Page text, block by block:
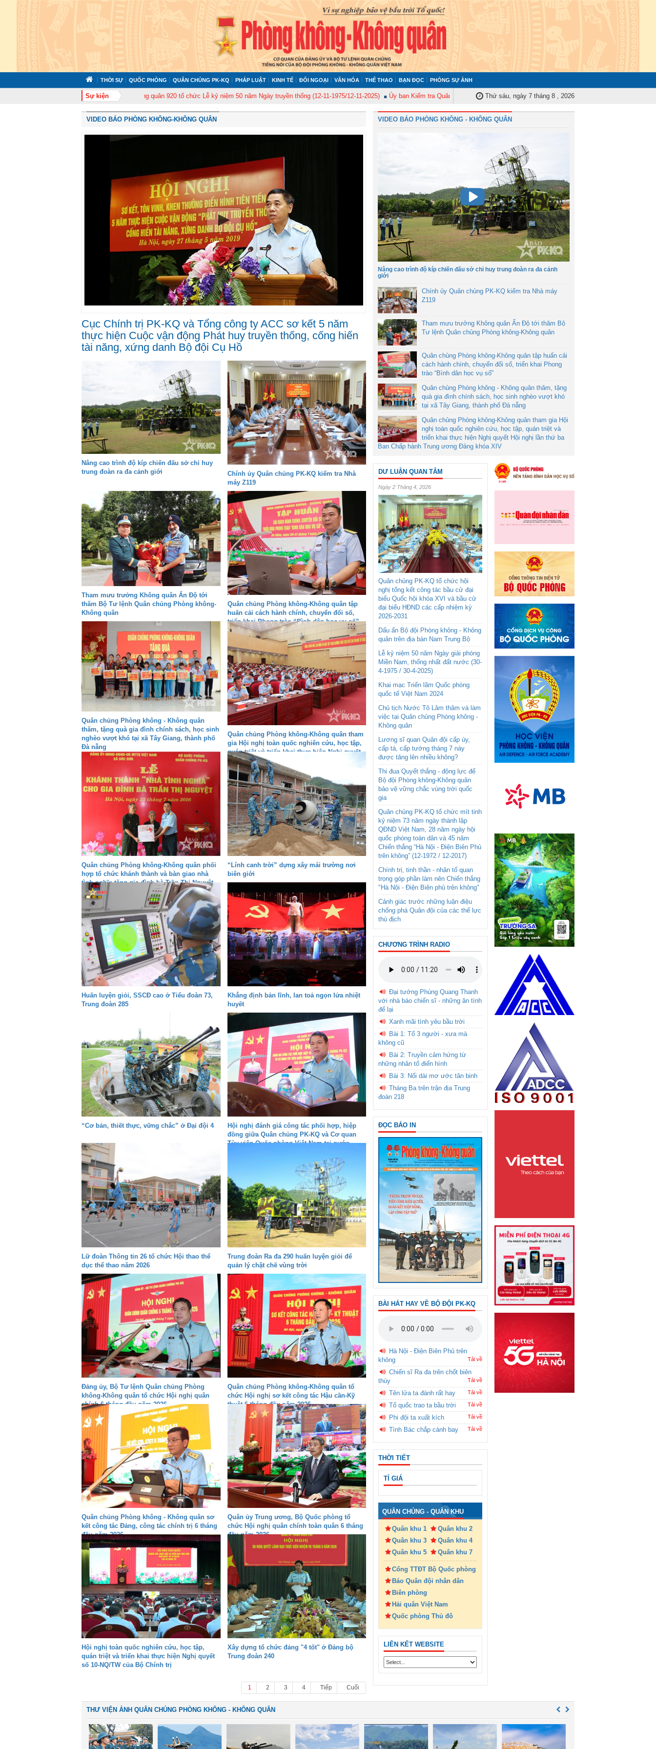
THỜI SỰ QUỐC PHÒNG QUÂN CHỦNG PK-KQ PHÁP LUẬT KINH TẾ ĐỐI NGOẠI VĂN HÓA THỂ THAO BẠN ĐỌC PHÓNG SỰ ẢNH
Sự kiện
Trung đoàn Không quân 920 tổ chức Lễ kỷ niệm 50 năm Ngày truyền thống (12-11-1975/12-11-2025) Ủy ban Kiểm tra Quân ủy Trung ương tập huấn nghiệp vụ công tác kiểm tra, giám sát năm 2025
Thứ sáu, ngày 7 tháng 8 , 2026
VIDEO BÁO PHÒNG KHÔNG-KHÔNG QUÂN
Cục Chính trị PK-KQ và Tổng công ty ACC sơ kết 5 năm
thực hiện Cuộc vận động Phát huy truyền thống, cống hiến
tài năng, xứng danh Bộ đội Cụ Hồ
Nâng cao trình độ kíp chiến đấu sở chỉ huy
trung đoàn ra đa cảnh giới
Chính ủy Quân chủng PK-KQ kiểm tra Nhà
máy Z119
Tham mưu trưởng Không quân Ấn Độ tới
thăm Bộ Tư lệnh Quân chủng Phòng không-
Không quân
Quân chủng Phòng không-Không quân tập
huấn cải cách hành chính, chuyển đổi số,
triển khai Phong trào “Bình dân học vụ số”
Quân chủng Phòng không - Không quân
thăm, tặng quà gia đình chính sách, học sinh
nghèo vượt khó tại xã Tây Giang, thành phố
Đà nẵng
Quân chủng Phòng không-Không quân tham
gia Hội nghị toàn quốc nghiên cứu, học tập,
quán triệt và triển khai thực hiện Nghị quyết
Hội nghị lần thứ ba Ban Chấp hành Trung
ương Đảng khóa XIV
Quân chủng Phòng không-Không quân phối
hợp tổ chức khánh thành và bàn giao nhà
tình nghĩa tặng gia đình bà Trần Thị Nguyệt
“Lính canh trời” dựng xây mái trường nơi
biên giới
Huấn luyện giỏi, SSCĐ cao ở Tiểu đoàn 73,
Trung đoàn 285
Khẳng định bản lĩnh, lan toả ngọn lửa nhiệt
huyết
“Cơ bản, thiết thực, vững chắc” ở Đại đội 4
Hội nghị đánh giá công tác phối hợp, hiệp
đồng giữa Quân chủng PK-KQ và Cơ quan
Tùy viên Quốc phòng Việt Nam tại nước
Lữ đoàn Thông tin 26 tổ chức Hội thao thể
dục thể thao năm 2026
Trung đoàn Ra đa 290 huấn luyện giỏi để
quản lý chặt chẽ vùng trời
Đảng ủy, Bộ Tư lệnh Quân chủng Phòng
không-Không quân tổ chức Hội nghị quân
chính 6 tháng đầu năm 2026
Quân chủng Phòng không-Không quân tổ
chức Hội nghị sơ kết công tác Hậu cần-Kỹ
thuật 6 tháng đầu năm 2026
Quân chủng Phòng không - Không quân sơ
kết công tác Đảng, công tác chính trị 6 tháng
đầu năm 2026
Quân ủy Trung ương, Bộ Quốc phòng tổ
chức Hội nghị quân chính toàn quân 6 tháng
đầu năm 2026
Hội nghị toàn quốc nghiên cứu, học tập,
quán triệt và triển khai thực hiện Nghị quyết
số 10-NQ/TW của Bộ Chính trị
Xây dựng tổ chức đảng "4 tốt" ở Đảng bộ
Trung đoàn 240
1 2 3 4 Tiếp Cuối
VIDEO BÁO PHÒNG KHÔNG - KHÔNG QUÂN
Nâng cao trình độ kíp chiến đấu sở chỉ huy trung đoàn ra đa cảnh
giới
Chính ủy Quân chủng PK-KQ kiểm tra Nhà máy
Z119
Tham mưu trưởng Không quân Ấn Độ tới thăm Bộ
Tư lệnh Quân chủng Phòng không-Không quân
Quân chủng Phòng không-Không quân tập huấn cải
cách hành chính, chuyển đổi số, triển khai Phong
trào “Bình dân học vụ số”
Quân chủng Phòng không - Không quân thăm, tặng
quà gia đình chính sách, học sinh nghèo vượt khó
tại xã Tây Giang, thành phố Đà nẵng
Quân chủng Phòng không-Không quân tham gia Hội
nghị toàn quốc nghiên cứu, học tập, quán triệt và
triển khai thực hiện Nghị quyết Hội nghị lần thứ ba
Ban Chấp hành Trung ương Đảng khóa XIV
DƯ LUẬN QUAN TÂM
Ngày 2 Tháng 4, 2026
Quân chủng PK-KQ tổ chức hội
nghị tổng kết công tác bầu cử đại
biểu Quốc hội khóa XVI và bầu cử
đại biểu HĐND các cấp nhiệm kỳ
2026-2031
Dấu ấn Bộ đội Phòng không - Không
quân trên địa bàn Nam Trung Bộ
Lễ kỷ niệm 50 năm Ngày giải phóng
Miền Nam, thống nhất đất nước (30-
4-1975 / 30-4-2025)
Khai mạc Triển lãm Quốc phòng
quốc tế Việt Nam 2024
Chủ tịch Nước Tô Lâm thăm và làm
việc tại Quân chủng Phòng không -
Không quân
Lương sĩ quan Quân đội cấp úy,
cấp tá, cấp tướng tháng 7 này
được tăng lên nhiều không?
Thi đua Quyết thắng - động lực để
Bộ đội Phòng không-Không quân
bảo vệ vững chắc vùng trời quốc
gia
Quân chủng PK-KQ tổ chức mít tinh
kỷ niệm 73 năm ngày thành lập
QĐND Việt Nam, 28 năm ngày hội
quốc phòng toàn dân và 45 năm
Chiến thắng “Hà Nội - Điện Biên Phủ
trên không” (12-1972 / 12-2017)
Chính trị, tinh thần - nhân tố quan
trọng góp phần làm nên Chiến thắng
"Hà Nội - Điện Biên phủ trên không"
Cảnh giác trước những luận điệu
chống phá Quân đội của các thế lực
thù địch
CHƯƠNG TRÌNH RADIO
Đại tướng Phùng Quang Thanh
với nhà báo chiến sĩ - những ân tình
để lại
Xanh mãi tình yêu bầu trời
Bài 1: Tổ 3 người - xưa mà
không cũ
Bài 2: Truyền cảm hứng từ
những nhân tố điển hình
Bài 3: Nối dài mơ ước tân binh
Tháng Ba trên trận địa Trung
đoàn 218
ĐỌC BÁO IN
BÀI HÁT HAY VỀ BỘ ĐỘI PK-KQ
Hà Nội - Điện Biên Phủ trên
không
Tải về
Chiến sĩ Ra đa trên chốt biên
thùy
Tải về
Tên lửa ta đánh rất hay Tải về
Tổ quốc trao ta bầu trời Tải về
Phi đội ta xuất kích Tải về
Tình Bác chắp cánh bay Tải về
THỜI TIẾT
TỈ GIÁ
QUÂN CHỦNG - QUÂN KHU
Quân khu 1
Quân khu 2
Quân khu 3
Quân khu 4
Quân khu 5
Quân khu 7
Cổng TTĐT Bộ Quốc phòng
Báo Quân đội nhân dân
Biên phòng
Hải quân Việt Nam
Quốc phòng Thủ đô
LIÊN KẾT WEBSITE
THƯ VIỆN ẢNH QUÂN CHỦNG PHÒNG KHÔNG - KHÔNG QUÂN